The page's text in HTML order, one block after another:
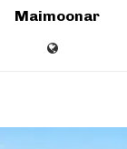
Maimoonar